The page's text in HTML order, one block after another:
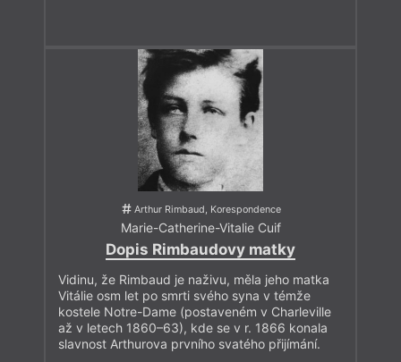
Arthur Rimbaud, Korespondence
Marie-Catherine-Vitalie Cuif
Dopis Rimbaudovy matky
Vidinu, že Rimbaud je naživu, měla jeho matka
Vitálie osm let po smrti svého syna v témže
kostele Notre-Dame (postaveném v Charleville
až v letech 1860–63), kde se v r. 1866 konala
slavnost Arthurova prvního svatého přijímání.